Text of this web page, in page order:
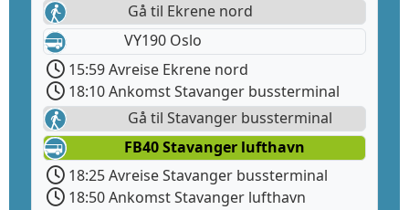
Gå til Ekrene nord
VY190 Oslo
15:59 Avreise Ekrene nord
18:10 Ankomst Stavanger bussterminal
Gå til Stavanger bussterminal
FB40 Stavanger lufthavn
18:25 Avreise Stavanger bussterminal
18:50 Ankomst Stavanger lufthavn